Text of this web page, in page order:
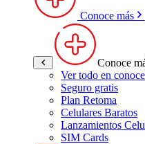
Conoce más
Conoce
Ver todo en
Seguro gratis
Plan Retoma
Celulares Baratos
Lanzamientos
SIM Cards